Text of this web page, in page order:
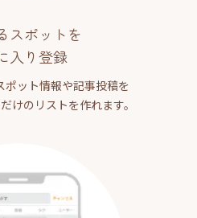
スポットを
入り登録
ポット情報や記事投稿を
けのリストを作れます。